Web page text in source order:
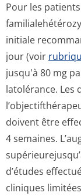
Pour les
initiale
jour (voir
jusqu'à 80 mg
latolérance. Les
doivent être
4 semaines.
d’études
cliniques